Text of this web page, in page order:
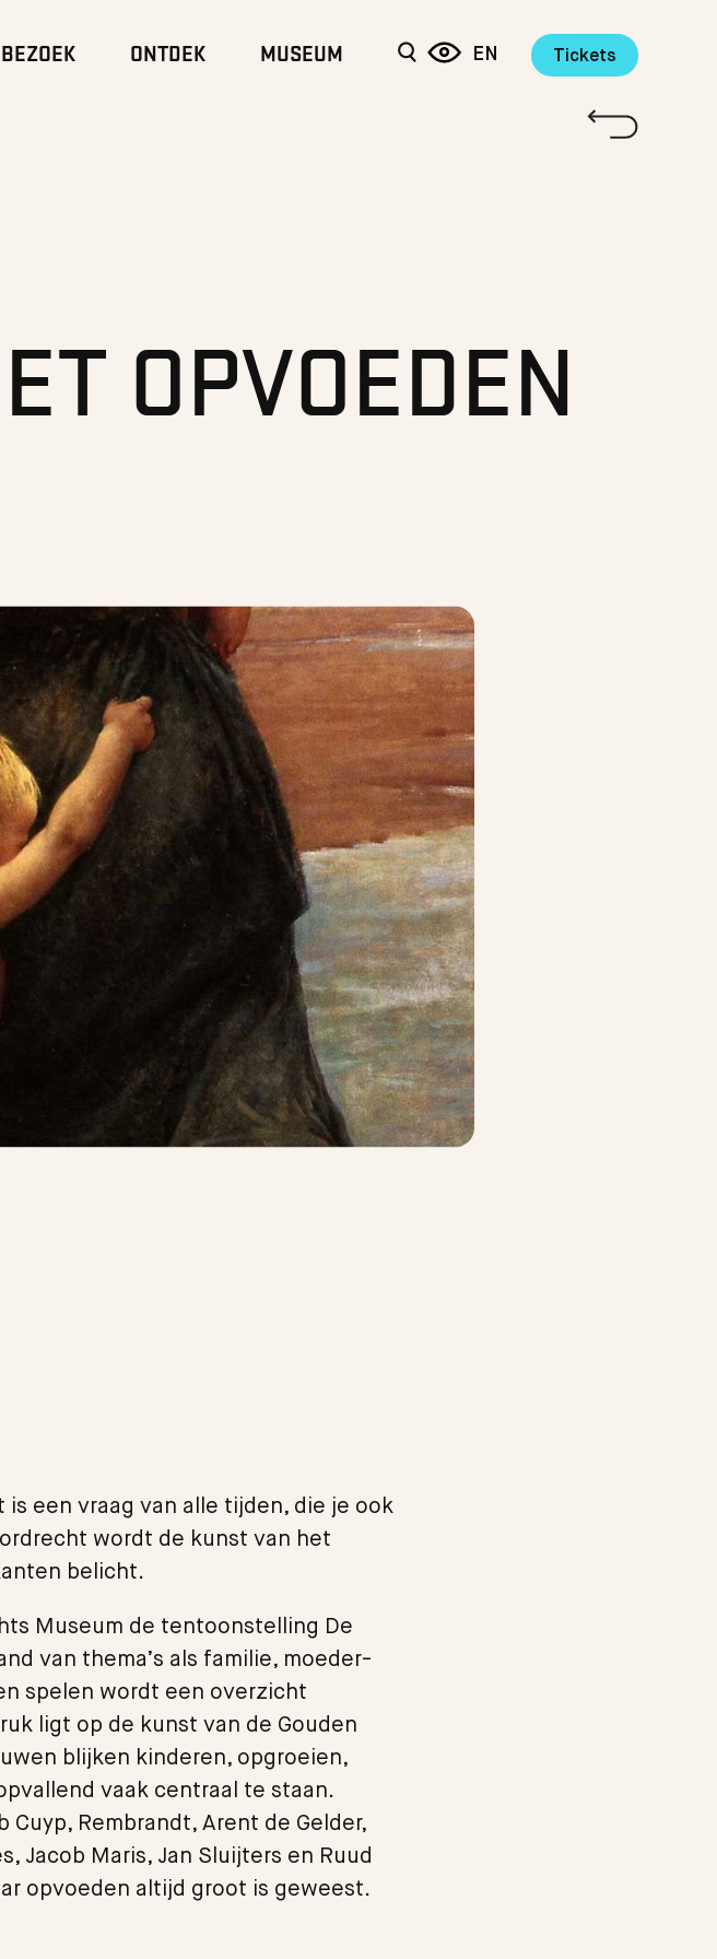
BEZOEK ONTDEK MUSEUM EN Tickets
OPVOEDEN
een vraag van alle tijden, die je ook
wordt de kunst van het
belicht.
Museum de tentoonstelling De
van thema’s als familie, moeder-
spelen wordt een overzicht
ligt op de kunst van de Gouden
blijken kinderen, opgroeien,
vaak centraal te staan.
Cuyp, Rembrandt, Arent de Gelder,
Jacob Maris, Jan Sluijters en Ruud
opvoeden altijd groot is geweest.